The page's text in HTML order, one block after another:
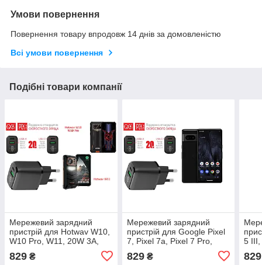
Умови повернення
Повернення товару впродовж 14 днів за домовленістю
Всі умови повернення
Подібні товари компанії
Мережевий зарядний
пристрій для Hotwav W10,
W10 Pro, W11, 20W 3A,
829 ₴
Мережевий зарядний
пристрій для Google Pixel
7, Pixel 7a, Pixel 7 Pro,
20W 3A, Quick Charge 3.0
829₴
5 III,
3.0
829